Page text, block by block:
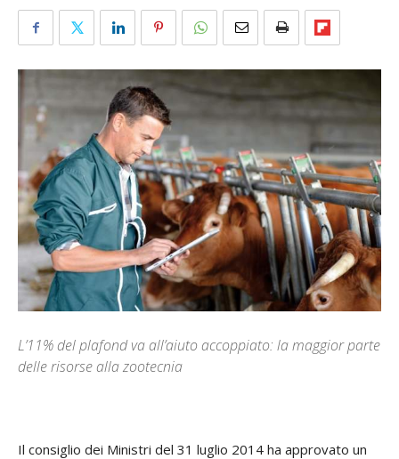
L’11% del plafond va all’aiuto accoppiato: la maggior parte
delle risorse alla zootecnia
Il consiglio dei Ministri del 31 luglio 2014 ha approvato un